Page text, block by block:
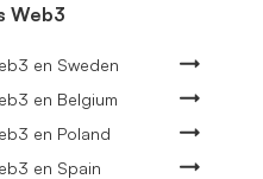
Web3
en Sweden
en Belgium
en Poland
en Spain